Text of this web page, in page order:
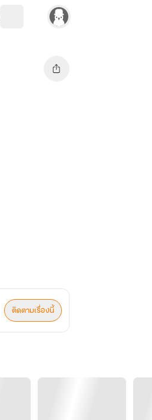
ติดตามเรื่องนี้